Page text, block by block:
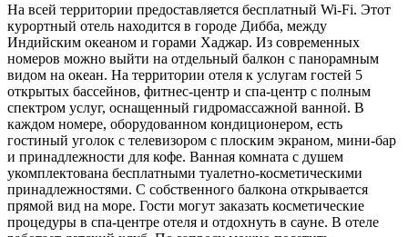
На всей территории предоставляется бесплатный Wi-Fi. Этот
курортный отель находится в городе Дибба, между
Индийским океаном и горами Хаджар. Из современных
номеров можно выйти на отдельный балкон с панорамным
видом на океан. На территории отеля к услугам гостей 5
открытых бассейнов, фитнес-центр и спа-центр с полным
спектром услуг, оснащенный гидромассажной ванной. В
каждом номере, оборудованном кондиционером, есть
гостиный уголок с телевизором с плоским экраном, мини-бар
и принадлежности для кофе. Ванная комната с душем
укомплектована бесплатными туалетно-косметическими
принадлежностями. С собственного балкона открывается
прямой вид на море. Гости могут заказать косметические
процедуры в спа-центре отеля и отдохнуть в сауне. В отеле